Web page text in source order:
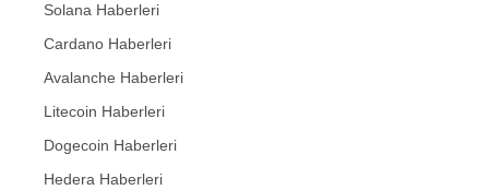
Solana Haberleri
Cardano Haberleri
Avalanche Haberleri
Litecoin Haberleri
Dogecoin Haberleri
Hedera Haberleri